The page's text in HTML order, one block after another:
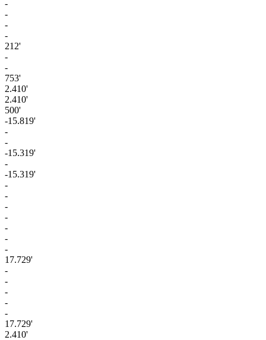
-
-
-
-
212'
-
-
753'
2.410'
2.410'
500'
-15.819'
-
-
-15.319'
-
-15.319'
-
-
-
-
-
-
-
17.729'
-
-
-
-
-
17.729'
2.410'